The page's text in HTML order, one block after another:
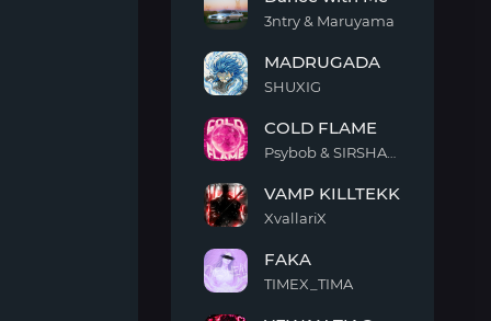
with
Me
3ntry & Maruyama
MADRUGADA
SHUXIG
FLAME
COLD FLAME
KILLTEKK
VAMP KILLTEKK
XvallariX
FAKA
TIMEX_TIMA